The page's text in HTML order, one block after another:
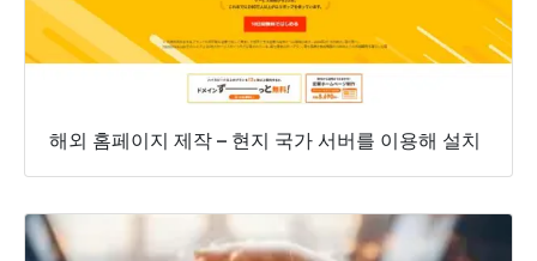
해외 홈페이지 제작 – 현지 국가 서버를 이용해 설치